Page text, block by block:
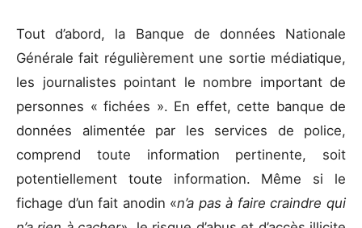
Tout d’abord, la Banque de données Nationale
Générale fait régulièrement une sortie médiatique,
les journalistes pointant le nombre important de
personnes « fichées ». En effet, cette banque de
données alimentée par les services de police,
comprend toute information pertinente, soit
potentiellement toute information. Même si le
fichage d’un fait anodin «n’a pas à faire craindre qui